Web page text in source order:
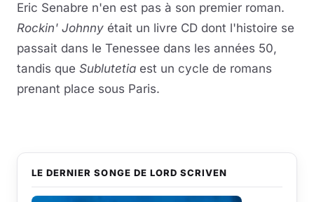
Eric Senabre n'en est pas à son premier roman.
Rockin' Johnny était un livre CD dont l'histoire se
passait dans le Tenessee dans les années 50,
tandis que Sublutetia est un cycle de romans
prenant place sous Paris.
LE DERNIER SONGE DE LORD SCRIVEN